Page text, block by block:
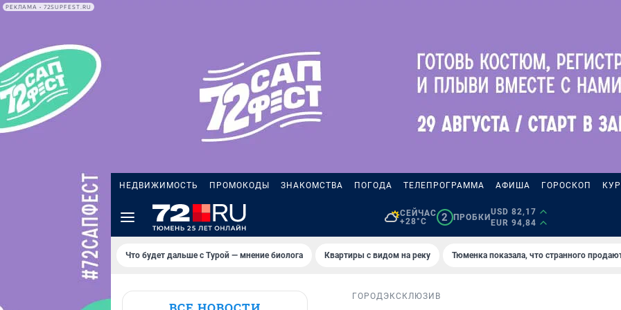
РЕКЛАМА • 72SUPFEST.RU
НЕДВИЖИМОСТЬ ПРОМОКОДЫ ЗНАКОМСТВА ПОГОДА ТЕЛЕПРОГРАММА АФИША ГОРОСКОП
СЕЙЧАС
+28°C
2 ПРОБКИ
USD 82,17
EUR 94,84
Что будет дальше с Турой — мнение биолога Квартиры с видом на реку Тюменка показала, что странного
ГОРОДЭКСКЛЮЗИВ